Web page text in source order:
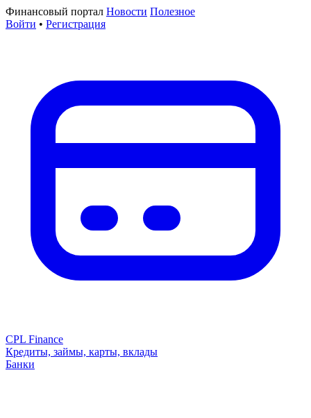
Финансовый портал Новости Полезное
Войти • Регистрация
CPL Finance
Кредиты, займы, карты, вклады
Банки